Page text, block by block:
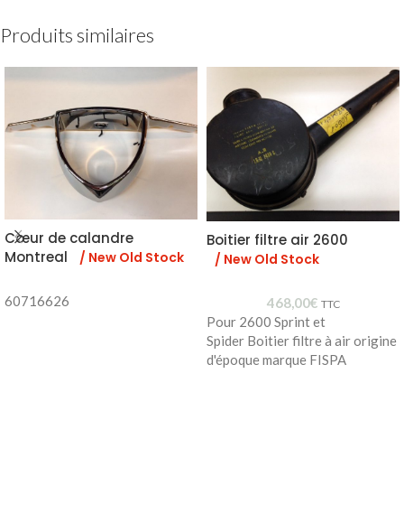
Produits similaires
Cœur de calandre
Montreal
/ New Old Stock
60716626
Boitier filtre air 2600
/ New Old Stock
468,00€ TTC
Pour 2600 Sprint et
Spider Boitier filtre à air origine
d'époque marque FISPA